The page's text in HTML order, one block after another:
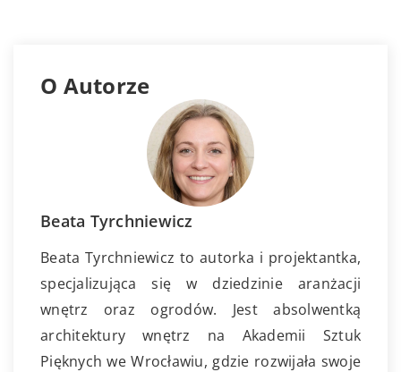
O Autorze
Beata Tyrchniewicz
Beata Tyrchniewicz to autorka i projektantka,
specjalizująca się w dziedzinie aranżacji
wnętrz oraz ogrodów. Jest absolwentką
architektury wnętrz na Akademii Sztuk
Pięknych we Wrocławiu, gdzie rozwijała swoje